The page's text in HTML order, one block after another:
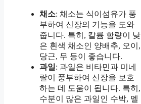
채소: 채소는 식이섬유가 풍
부하여 신장의 기능을 도와
줍니다. 특히, 칼륨 함량이 낮
은 흰색 채소인 양배추, 오이,
당근, 무 등이 좋습니다.
과일 : 과일은 비타민과 미네
랄이 풍부하여 신장을 보호
하는 데 도움이 됩니다. 특히,
수분이 많은 과일인 수박, 멜